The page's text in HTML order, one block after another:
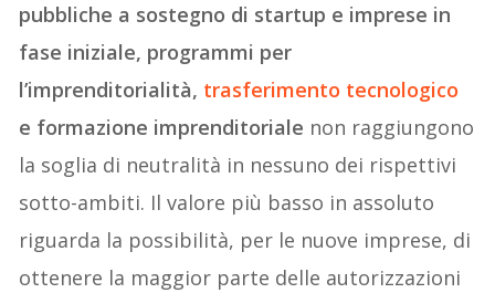
pubbliche a sostegno di startup e imprese in
fase iniziale, programmi per
l’imprenditorialità, trasferimento tecnologico
e formazione imprenditoriale non raggiungono
la soglia di neutralità in nessuno dei rispettivi
sotto-ambiti. Il valore più basso in assoluto
riguarda la possibilità, per le nuove imprese, di
ottenere la maggior parte delle autorizzazioni